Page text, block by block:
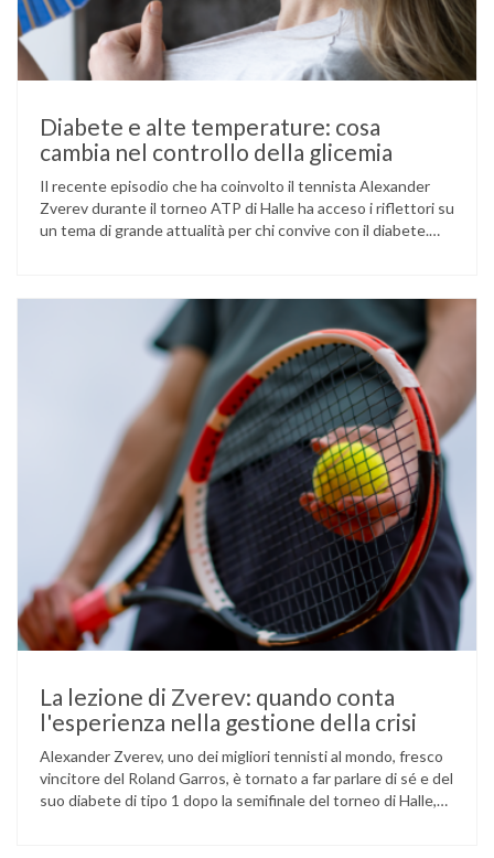
Diabete e alte temperature: cosa
cambia nel controllo della glicemia
Il recente episodio che ha coinvolto il tennista Alexander
Zverev durante il torneo ATP di Halle ha acceso i riflettori su
un tema di grande attualità per chi convive con il diabete.
glucosio lo aveva portato …
La lezione di Zverev: quando conta
l'esperienza nella gestione della crisi
Alexander Zverev, uno dei migliori tennisti al mondo, fresco
vincitore del Roland Garros, è tornato a far parlare di sé e del
suo diabete di tipo 1 dopo la semifinale del torneo di Halle,